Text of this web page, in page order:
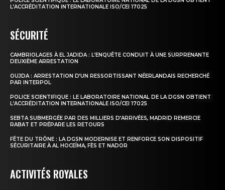
L’ACCRÉDITATION INTERNATIONALE ISO/CEI 17025
SÉCURITÉ
CAMBRIOLAGES À EL JADIDA : L’ENQUÊTE CONDUIT À UNE SURPRENANTE
DEUXIÈME ARRESTATION
OUJDA : ARRESTATION D’UN RESSORTISSANT NÉERLANDAIS RECHERCHÉ
PAR INTERPOL
POLICE SCIENTIFIQUE : LE LABORATOIRE NATIONAL DE LA DGSN OBTIENT
L’ACCRÉDITATION INTERNATIONALE ISO/CEI 17025
SEBTA SUBMERGÉE PAR DES MILLIERS D’ARRIVÉES, MADRID REMERCIE
RABAT ET PRÉPARE LES RETOURS
FÊTE DU TRÔNE : LA DGSN MODERNISE ET RENFORCE SON DISPOSITIF
SÉCURITAIRE À AL HOCEÏMA, FÈS ET NADOR
ACTIVITÉS ROYALES